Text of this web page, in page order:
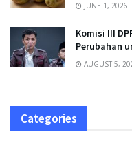
JUNE 1, 2026
Komisi III
Perubahan
AUGUST 5,
Categories